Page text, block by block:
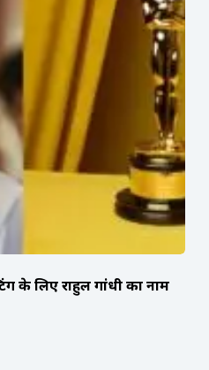
के लिए राहुल गांधी का नाम